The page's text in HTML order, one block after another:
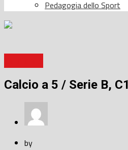
Pedagogia dello Sport
Calcio a 5 / Serie B,
by